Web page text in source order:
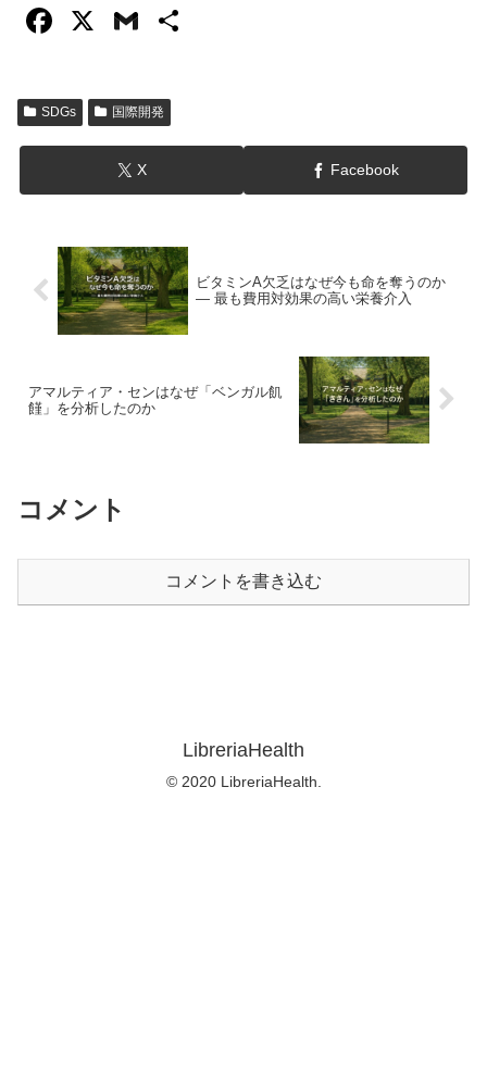
F
c
e
o
k
X
G
ail
SDGs 国際開発
X Facebook
ビタミンA欠乏はなぜ今も命を奪うのか
― 最も費用対効果の高い栄養介入
アマルティア・センはなぜ「ベンガル飢
饉」を分析したのか
コメント
コメントを書き込む
LibreriaHealth
© 2020 LibreriaHealth.